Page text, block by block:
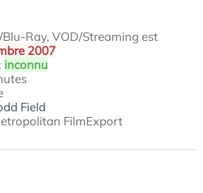
Ray, VOD/Streaming est
2007
inconnu
Field
FilmExport